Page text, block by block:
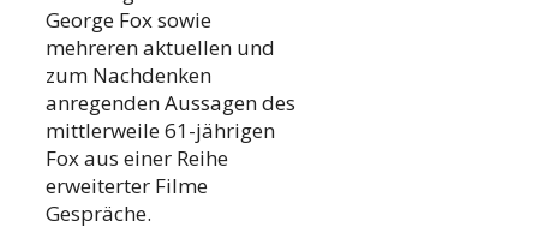
George Fox sowie
mehreren aktuellen und
zum Nachdenken
anregenden Aussagen des
mittlerweile 61-jährigen
Fox aus einer Reihe
erweiterter Filme
Gespräche.